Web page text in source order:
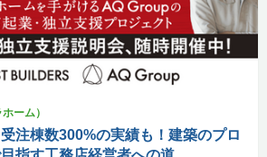
ーム）
注棟数300%の実績も！建築のプロ